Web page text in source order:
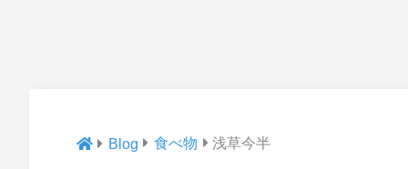
Blog 食べ物 浅草今半